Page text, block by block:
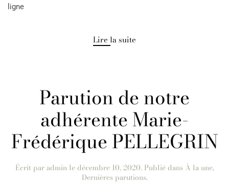
ligne
Lire la suite
Parution de notre
adhérente Marie-
Frédérique PELLEGRIN
Écrit paradmin ledécembre 10, 2020. Publié dans À la une,
Dernières parutions.